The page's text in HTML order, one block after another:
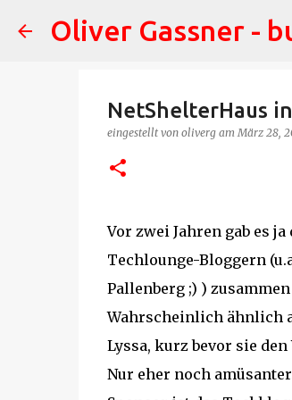
Oliver Gassner -
NetShelterHaus
eingestellt von oliverg amMärz 28,
Vor zwei Jahren gab es
Techlounge-Bloggern
Pallenberg ;) )
Wahrscheinlich ähnlich
Lyssa, kurz bevor sie den
Nur eher noch